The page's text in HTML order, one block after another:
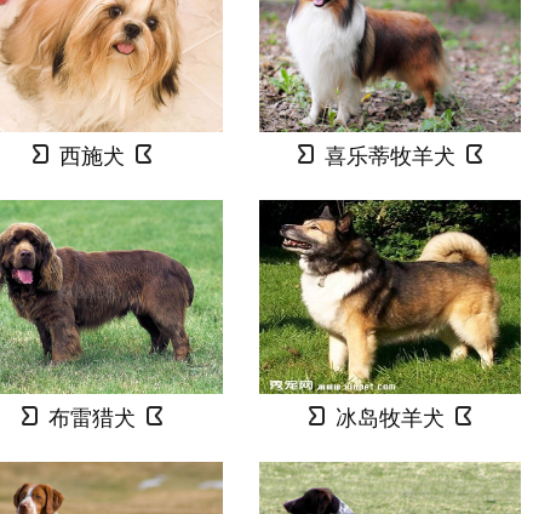
西施犬 喜乐蒂牧羊犬
布雷猎犬 冰岛牧羊犬